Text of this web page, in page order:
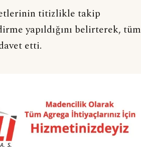
titizlikle takip
yapıldığını belirterek, tüm
etti.